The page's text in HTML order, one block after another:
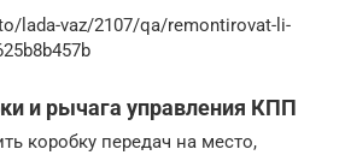
lada-vaz/2107/qa/remontirovat-li-
и рычага управления КПП
коробку передач на место,